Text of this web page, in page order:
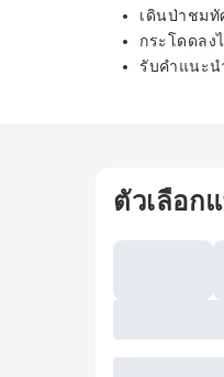
เดินป่าชมทั
กระโดดลง
รับคำแนะ
ตัวเลือก